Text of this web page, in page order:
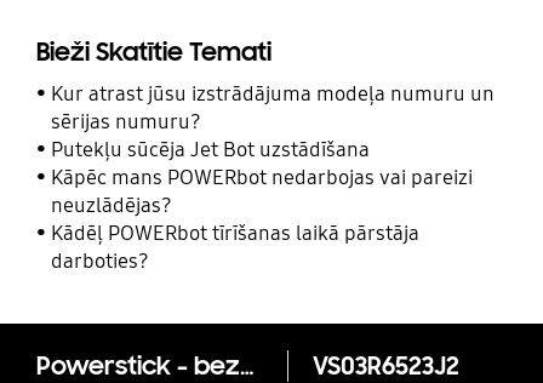
Bieži Skatītie Temati
Kur atrast jūsu izstrādājuma modeļa numuru un
sērijas numuru?
Putekļu sūcēja Jet Bot uzstādīšana
Kāpēc mans POWERbot nedarbojas vai pareizi
neuzlādējas?
Kādēļ POWERbot tīrīšanas laikā pārstāja
darboties?
Powerstick - bezvadu putekļu sucējs VS03R6523J2